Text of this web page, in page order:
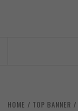
HOME TOP BANNER